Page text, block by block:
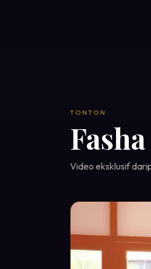
TONTON
Video eksklusif